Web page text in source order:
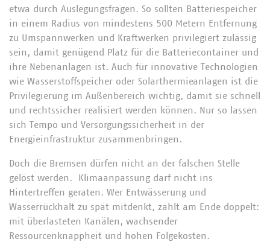
etwa durch Auslegungsfragen. So sollten Batteriespeicher
in einem Radius von mindestens 500 Metern Entfernung
zu Umspannwerken und Kraftwerken privilegiert zulässig
sein, damit genügend Platz für die Batteriecontainer und
ihre Nebenanlagen ist. Auch für innovative Technologien
wie Wasserstoffspeicher oder Solarthermieanlagen ist die
Privilegierung im Außenbereich wichtig, damit sie schnell
und rechtssicher realisiert werden können. Nur so lassen
sich Tempo und Versorgungssicherheit in der
Energieinfrastruktur zusammenbringen.
Doch die Bremsen dürfen nicht an der falschen Stelle
gelöst werden. Klimaanpassung darf nicht ins
Hintertreffen geraten. Wer Entwässerung und
Wasserrückhalt zu spät mitdenkt, zahlt am Ende doppelt:
mit überlasteten Kanälen, wachsender
Ressourcenknappheit und hohen Folgekosten.